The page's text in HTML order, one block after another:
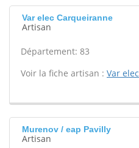
Var elec Carqueiranne
Artisan
Département: 83
Voir la fiche artisan : Var elec
Murenov / eap Pavilly
Artisan